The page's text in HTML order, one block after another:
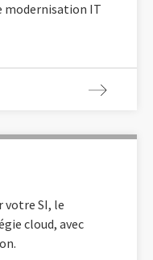
modernisation IT
votre SI, le
cloud, avec